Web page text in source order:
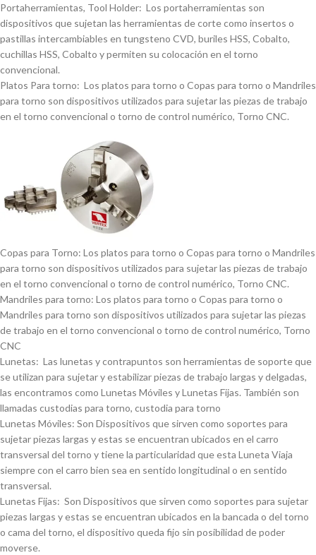
Portaherramientas, Tool Holder: Los portaherramientas son
dispositivos que sujetan las herramientas de corte como insertos o
pastillas intercambiables en tungsteno CVD, buriles HSS, Cobalto,
cuchillas HSS, Cobalto y permiten su colocación en el torno
convencional.
Platos Para torno: Los platos para torno o Copas para torno o Mandriles
para torno son dispositivos utilizados para sujetar las piezas de trabajo
en el torno convencional o torno de control numérico, Torno CNC.
Copas para Torno: Los platos para torno o Copas para torno o Mandriles
para torno son dispositivos utilizados para sujetar las piezas de trabajo
en el torno convencional o torno de control numérico, Torno CNC.
Mandriles para torno: Los platos para torno o Copas para torno o
Mandriles para torno son dispositivos utilizados para sujetar las piezas
de trabajo en el torno convencional o torno de control numérico, Torno
CNC
Lunetas: Las lunetas y contrapuntos son herramientas de soporte que
se utilizan para sujetar y estabilizar piezas de trabajo largas y delgadas,
las encontramos como Lunetas Móviles y Lunetas Fijas. También son
llamadas custodias para torno, custodia para torno
Lunetas Móviles: Son Dispositivos que sirven como soportes para
sujetar piezas largas y estas se encuentran ubicados en el carro
transversal del torno y tiene la particularidad que esta Luneta Viaja
siempre con el carro bien sea en sentido longitudinal o en sentido
transversal.
Lunetas Fijas: Son Dispositivos que sirven como soportes para sujetar
piezas largas y estas se encuentran ubicados en la bancada o del torno
o cama del torno, el dispositivo queda fijo sin posibilidad de poder
moverse.